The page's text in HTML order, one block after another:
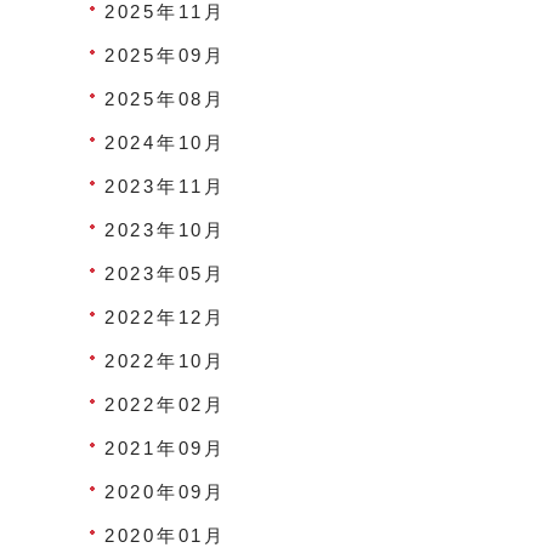
2025年11月
2025年09月
2025年08月
2024年10月
2023年11月
2023年10月
2023年05月
2022年12月
2022年10月
2022年02月
2021年09月
2020年09月
2020年01月